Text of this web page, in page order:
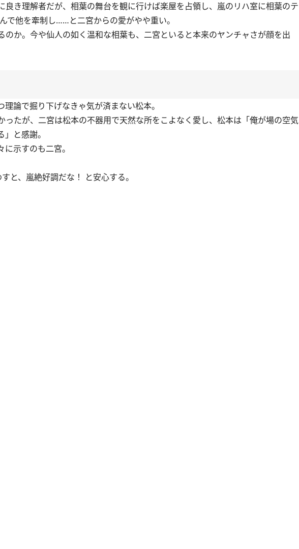
き理解者だが、相葉の舞台を観に行けば楽屋を占領し、嵐のリハ室に相葉のテ
で他を牽制し……と二宮からの愛がやや重い。
か。今や仙人の如く温和な相葉も、二宮といると本来のヤンチャさが顔を出
論で掘り下げなきゃ気が済まない松本。
たが、二宮は松本の不器用で天然な所をこよなく愛し、松本は「俺が場の空気
と感謝。
示すのも二宮。
と、嵐絶好調だな！ と安心する。